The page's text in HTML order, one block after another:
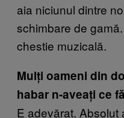
aia niciunul dintre
schimbare de
chestie muzicală.
Mulți oameni din
habar n-aveați ce
E adevărat. Absolut